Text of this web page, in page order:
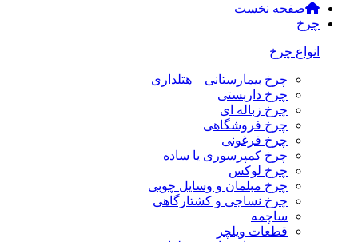
صفحه نخست
چرخ
انواع چرخ
چرخ بیمارستانی – هتلداری
چرخ داربستی
چرخ زباله ای
چرخ فروشگاهی
چرخ فرغونی
چرخ کمپرسوری یا ساده
چرخ لوکس
چرخ مبلمان و وسایل چوبی
چرخ نساجی و کشتارگاهی
ساچمه
قطعات ویلچر